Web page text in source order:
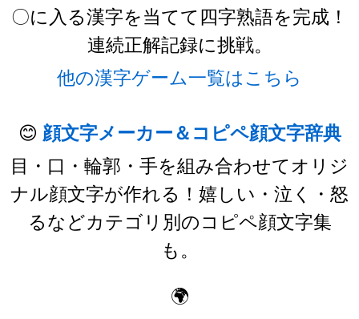
〇に入る漢字を当てて四字熟語を完成！
連続正解記録に挑戦。
他の漢字ゲーム一覧はこちら
😊 顔文字メーカー＆コピペ顔文字辞典
目・口・輪郭・手を組み合わせてオリジ
ナル顔文字が作れる！嬉しい・泣く・怒
るなどカテゴリ別のコピペ顔文字集
も。
🌍